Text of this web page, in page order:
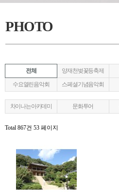
PHOTO
전체 양재천벚꽃등축제
수요열린음악회
스페셜기념음악회
차이나는아카데미
문화투어
Total 867건 53 페이지